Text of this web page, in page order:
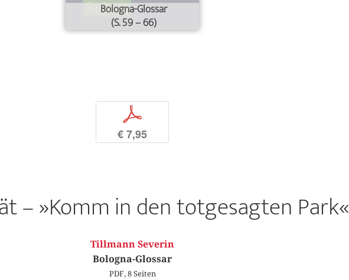
Bologna-Glossar
(S. 59 – 66)
p
€ 7,95
– »Komm in den totgesagten Park«
Tillmann Severin
Bologna-Glossar
PDF, 8 Seiten